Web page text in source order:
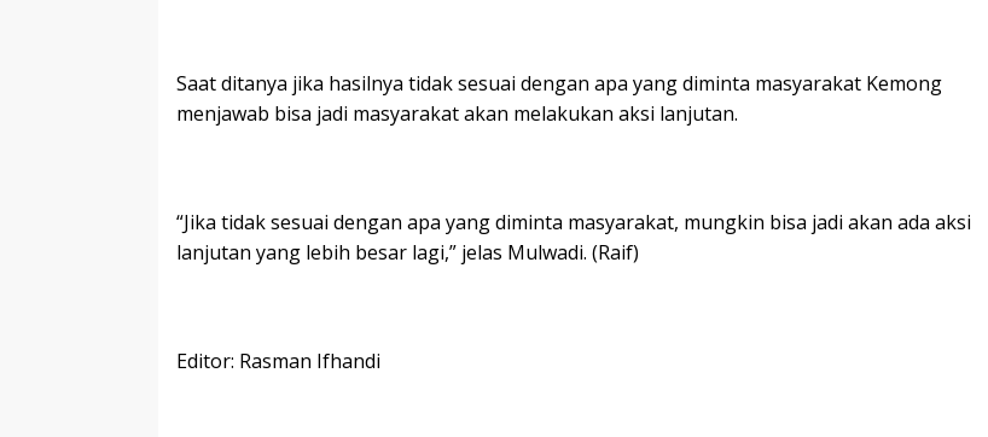
Saat ditanya jika hasilnya tidak sesuai dengan apa yang diminta masyarakat Kemong
menjawab bisa jadi masyarakat akan melakukan aksi lanjutan.
“Jika tidak sesuai dengan apa yang diminta masyarakat, mungkin bisa jadi akan ada aksi
lanjutan yang lebih besar lagi,” jelas Mulwadi. (Raif)
Editor: Rasman Ifhandi